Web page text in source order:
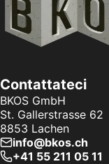
Contattateci
BKOS GmbH
St. Gallerstrasse 62
8853 Lachen
info@bkos.ch
+41 55 211 05 11